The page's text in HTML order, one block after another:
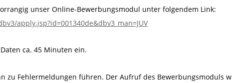
unser Online-Bewerbungsmodul unter folgendem Link:
apply.jsp?id=001340de&dbv3_man=JUV
ca. 45 Minuten ein.
zu Fehlermeldungen führen. Der Aufruf des Bewerbungsmoduls